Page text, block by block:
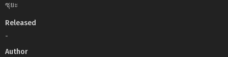
ซุยะ
Released
-
Author